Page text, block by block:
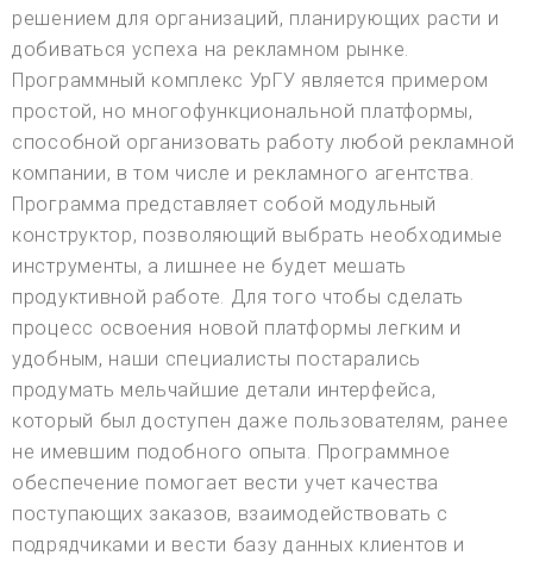
решением для организаций, планирующих расти и
добиваться успеха на рекламном рынке.
Программный комплекс УрГУ является примером
простой, но многофункциональной платформы,
способной организовать работу любой рекламной
компании, в том числе и рекламного агентства.
Программа представляет собой модульный
конструктор, позволяющий выбрать необходимые
инструменты, а лишнее не будет мешать
продуктивной работе. Для того чтобы сделать
процесс освоения новой платформы легким и
удобным, наши специалисты постарались
продумать мельчайшие детали интерфейса,
который был доступен даже пользователям, ранее
не имевшим подобного опыта. Программное
обеспечение помогает вести учет качества
поступающих заказов, взаимодействовать с
подрядчиками и вести базу данных клиентов и